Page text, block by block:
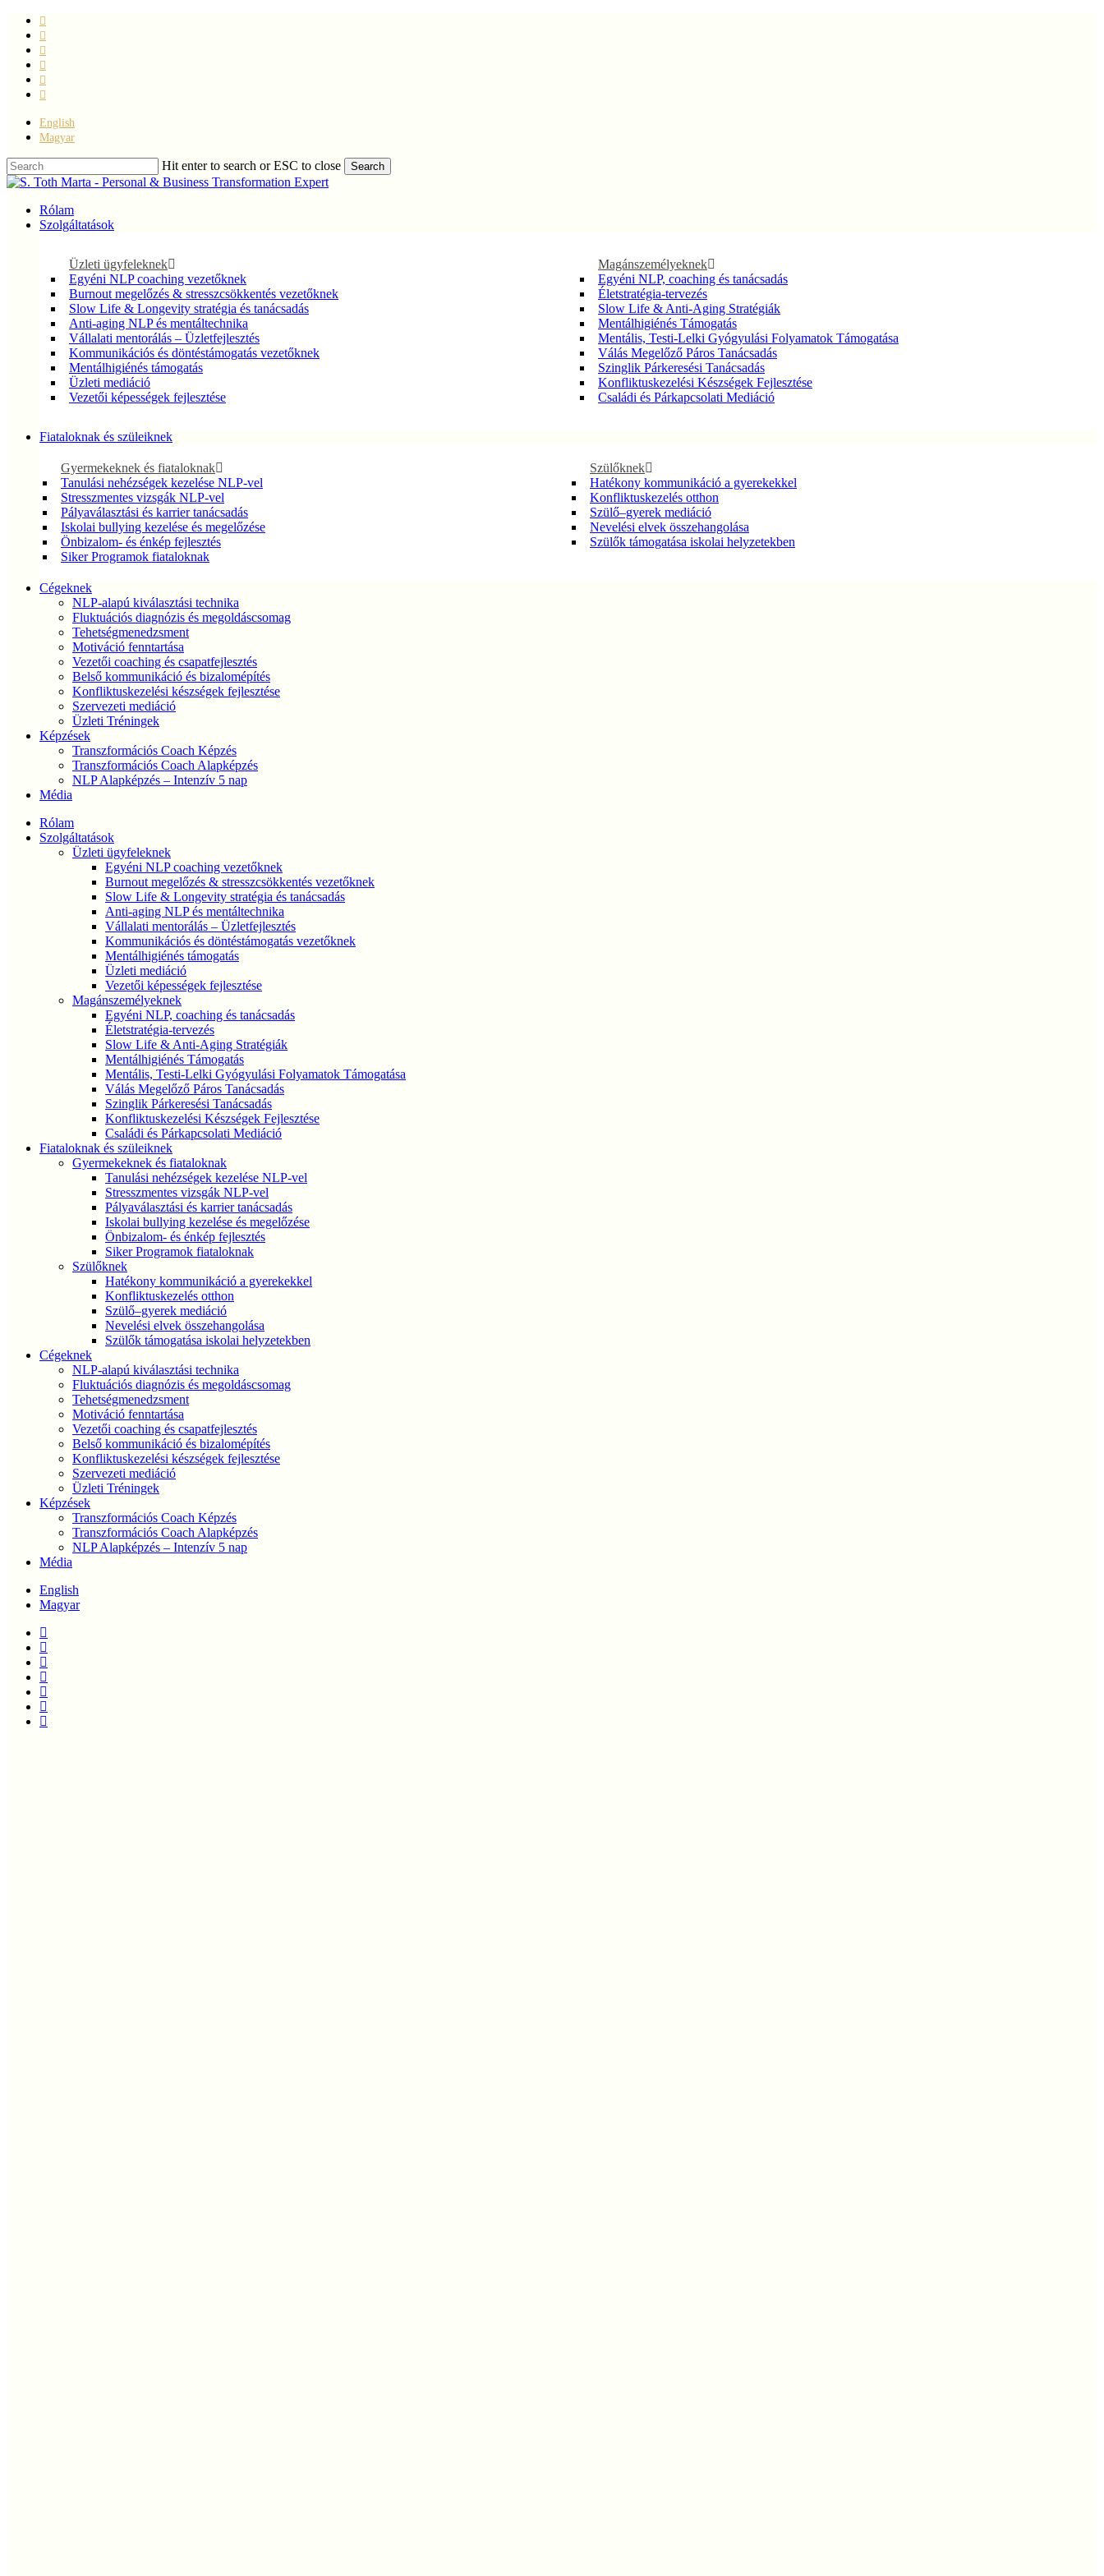
Skip
main
content
facebook
linkedin
youtube
instagram
phone
email
English
Magyar
Hit enter to search or ESC to close Search
Close
Menu
Rólam
Szolgáltatások
Üzleti ügyfeleknek
Egyéni NLP coaching vezetőknek
Burnout megelőzés & stresszcsökkentés vezetőknek
Slow Life & Longevity stratégia és tanácsadás
Anti-aging NLP és mentáltechnika
Vállalati mentorálás – Üzletfejlesztés
Kommunikációs és döntéstámogatás vezetőknek
Mentálhigiénés támogatás
Üzleti mediáció
Vezetői képességek fejlesztése
Magánszemélyeknek
Egyéni NLP, coaching és tanácsadás
Életstratégia-tervezés
Slow Life & Anti-Aging Stratégiák
Mentálhigiénés Támogatás
Mentális, Testi-Lelki Gyógyulási Folyamatok Támogatása
Válás Megelőző Páros Tanácsadás
Szinglik Párkeresési Tanácsadás
Konfliktuskezelési Készségek Fejlesztése
Családi és Párkapcsolati Mediáció
Fiataloknak és szüleiknek
Gyermekeknek és fiataloknak
Tanulási nehézségek kezelése NLP-vel
Stresszmentes vizsgák NLP-vel
Pályaválasztási és karrier tanácsadás
Iskolai bullying kezelése és megelőzése
Önbizalom- és énkép fejlesztés
Siker Programok fiataloknak
Szülőknek
Hatékony kommunikáció a gyerekekkel
Konfliktuskezelés otthon
Szülő–gyerek mediáció
Nevelési elvek összehangolása
Szülők támogatása iskolai helyzetekben
Cégeknek
NLP-alapú kiválasztási technika
Fluktuációs diagnózis és megoldáscsomag
Tehetségmenedzsment
Motiváció fenntartása
Vezetői coaching és csapatfejlesztés
Belső kommunikáció és bizalomépítés
Konfliktuskezelési készségek fejlesztése
Szervezeti mediáció
Üzleti Tréningek
Képzések
Transzformációs Coach Képzés
Transzformációs Coach Alapképzés
NLP Alapképzés – Intenzív 5 nap
Média
Rólam
Szolgáltatások
Üzleti ügyfeleknek
Egyéni NLP coaching vezetőknek
Burnout megelőzés & stresszcsökkentés vezetőknek
Slow Life & Longevity stratégia és tanácsadás
Anti-aging NLP és mentáltechnika
Vállalati mentorálás – Üzletfejlesztés
Kommunikációs és döntéstámogatás vezetőknek
Mentálhigiénés támogatás
Üzleti mediáció
Vezetői képességek fejlesztése
Magánszemélyeknek
Egyéni NLP, coaching és tanácsadás
Életstratégia-tervezés
Slow Life & Anti-Aging Stratégiák
Mentálhigiénés Támogatás
Mentális, Testi-Lelki Gyógyulási Folyamatok Támogatása
Válás Megelőző Páros Tanácsadás
Szinglik Párkeresési Tanácsadás
Konfliktuskezelési Készségek Fejlesztése
Családi és Párkapcsolati Mediáció
Fiataloknak és szüleiknek
Gyermekeknek és fiataloknak
Tanulási nehézségek kezelése NLP-vel
Stresszmentes vizsgák NLP-vel
Pályaválasztási és karrier tanácsadás
Iskolai bullying kezelése és megelőzése
Önbizalom- és énkép fejlesztés
Siker Programok fiataloknak
Szülőknek
Hatékony kommunikáció a gyerekekkel
Konfliktuskezelés otthon
Szülő–gyerek mediáció
Nevelési elvek összehangolása
Szülők támogatása iskolai helyzetekben
Cégeknek
NLP-alapú kiválasztási technika
Fluktuációs diagnózis és megoldáscsomag
Tehetségmenedzsment
Motiváció fenntartása
Vezetői coaching és csapatfejlesztés
Belső kommunikáció és bizalomépítés
Konfliktuskezelési készségek fejlesztése
Szervezeti mediáció
Üzleti Tréningek
Képzések
Transzformációs Coach Képzés
Transzformációs Coach Alapképzés
NLP Alapképzés – Intenzív 5 nap
Média
English
Magyar
twitter
facebook
linkedin
youtube
instagram
phone
email